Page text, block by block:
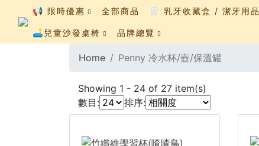
📢 限時優惠 全部商品 🦷 乳牙收藏盒 / 潔牙用品
🛋️兒童沙發桌椅 品牌總覽
Home Penny 冷水杯/壺/保溫罐
Showing 1 - 24 of 27 item(s)
數目:
排序: